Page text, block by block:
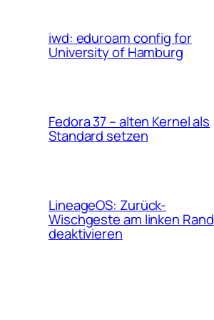
iwd: eduroam config for
University of Hamburg
Fedora 37 – alten Kernel als
Standard setzen
LineageOS: Zurück-
Wischgeste am linken Rand
deaktivieren